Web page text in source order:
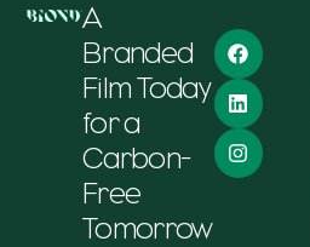
A
Branded
Film Today
for a
Carbon-
Free
Tomorrow